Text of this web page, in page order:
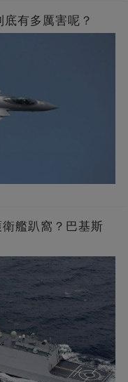
有多厲害呢？
艦趴窩？巴基斯